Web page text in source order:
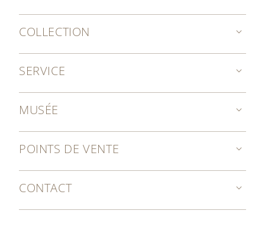
COLLECTION
SERVICE
MUSÉE
POINTS DE VENTE
CONTACT